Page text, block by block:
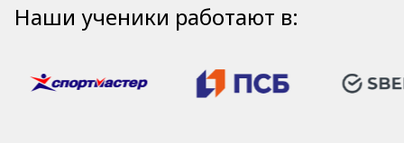
Наши ученики работают в: